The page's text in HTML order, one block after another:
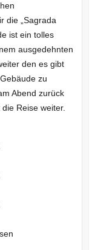
die „Sagrada
ist ein tolles
ausgedehnten
den es gibt
zu
Abend zurück
Reise weiter.